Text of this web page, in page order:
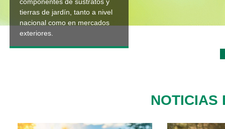
tierras de jardín, tanto a nivel
nacional como en mercados
exteriores.
NOTICIAS